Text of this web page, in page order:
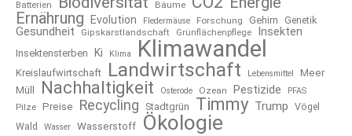
Batterien
Bäume
Ernährung
Evolution Fledermäuse Forschung Gehirn Genetik
Gesundheit Gipskarstlandschaft Grünflächenpflege Insekten
Insektensterben Ki Klima Klimawandel
Kreislaufwirtschaft Landwirtschaft Lebensmittel
Meer
Müll
Nachhaltigkeit Osterode Ozean Pestizide PFAS
Pilze Preise Recycling Stadtgrün Timmy Trump
Vögel
Wald
Wasser Wasserstoff Ökologie